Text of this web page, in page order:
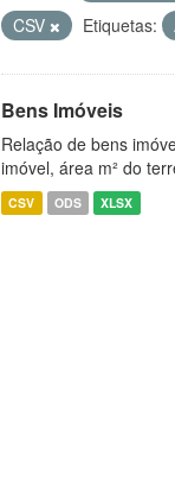
CSV
Etiquetas:
Bens Imóveis
Relação de bens
imóvel, área m² do
CSV ODS XLSX